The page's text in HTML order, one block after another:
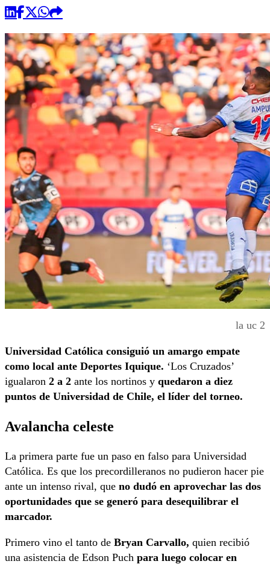
la uc 2
Universidad Católica consiguió un amargo empate
como local ante Deportes Iquique. ‘Los Cruzados’
igualaron 2 a 2 ante los nortinos y quedaron a diez
puntos de Universidad de Chile, el líder del torneo.
Avalancha celeste
La primera parte fue un paso en falso para Universidad
Católica. Es que los precordilleranos no pudieron hacer pie
ante un intenso rival, que no dudó en aprovechar las dos
oportunidades que se generó para desequilibrar el
marcador.
Primero vino el tanto de Bryan Carvallo, quien recibió
una asistencia de Edson Puch para luego colocar en